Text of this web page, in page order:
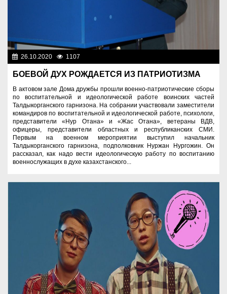
26.10.2020 1107
БОЕВОЙ ДУХ РОЖДАЕТСЯ ИЗ ПАТРИОТИЗМА
В актовом зале Дома дружбы прошли военно-патриотические сборы
по воспитательной и идеологической работе воинских частей
Талдыкорганского гарнизона. На собрании участвовали заместители
командиров по воспитательной и идеологической работе, психологи,
представители «Нур Отана» и «Жас Отана», ветераны ВДВ,
офицеры, представители областных и республиканских СМИ.
Первым на военном мероприятии выступил начальник
Талдыкорганского гарнизона, подполковник Нуржан Нургожин. Он
рассказал, как надо вести идеологическую работу по воспитанию
военнослужащих в духе казахстанского...